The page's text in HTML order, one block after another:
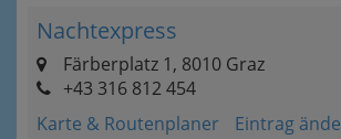
Nachtexpress
Färberplatz 1, 8010 Graz
+43 316 812 454
Karte & Routenplaner
Eintrag